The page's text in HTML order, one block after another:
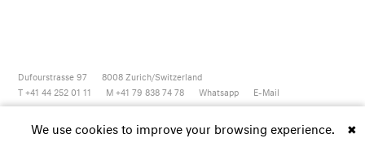
Dufourstrasse 97 8008 Zurich/Switzerland
T +41 44 252 01 11
M +41 79 838 74 78 Whatsapp E-Mail
Newsletter Instagram Vimeo Youtube ✖
We use cookies to improve your browsing experience.